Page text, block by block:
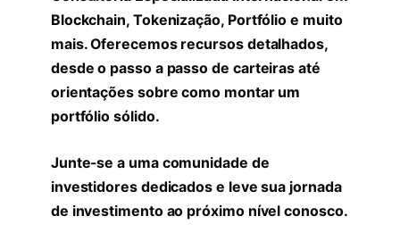
Blockchain, Tokenização, Portfólio e muito
mais. Oferecemos recursos detalhados,
desde o passo a passo de carteiras até
orientações sobre como montar um
portfólio sólido.
Junte-se a uma comunidade de
investidores dedicados e leve sua jornada
de investimento ao próximo nível conosco.